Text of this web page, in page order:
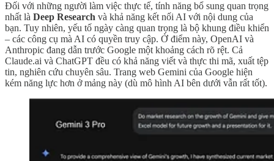
Đối với những người làm việc thực tế, tính năng bổ sung quan trọng
nhất là Deep Research và khả năng kết nối AI với nội dung của
bạn. Tuy nhiên, yếu tố ngày càng quan trọng là bộ khung điều khiển
– các công cụ mà AI có quyền truy cập. Ở điểm này, OpenAI và
Anthropic đang dẫn trước Google một khoảng cách rõ rệt. Cả
Claude.ai và ChatGPT đều có khả năng viết và thực thi mã, xuất tệp
tin, nghiên cứu chuyên sâu. Trang web Gemini của Google hiện
kém năng lực hơn ở mảng này (dù mô hình AI bên dưới vẫn rất tốt).